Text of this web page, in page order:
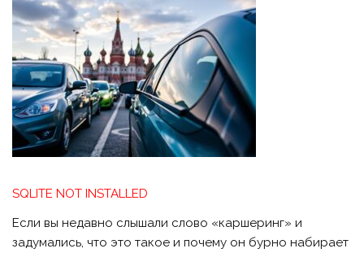
SQLITE NOT INSTALLED
Если вы недавно слышали слово «каршеринг» и
задумались, что это такое и почему он бурно набирает